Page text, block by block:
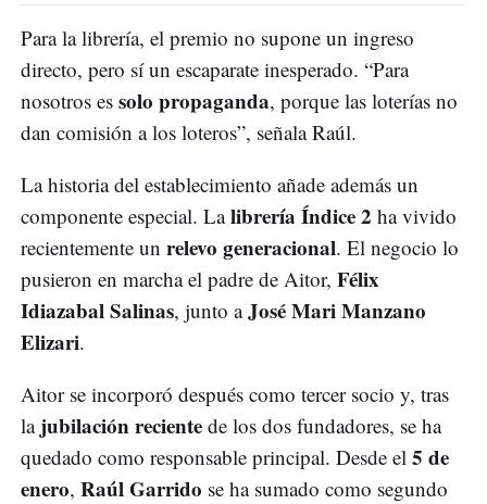
Para la librería, el premio no supone un ingreso
directo, pero sí un escaparate inesperado. “Para
nosotros es solo propaganda, porque las loterías no
dan comisión a los loteros”, señala Raúl.
La historia del establecimiento añade además un
componente especial. Lalibrería Índice 2 ha vivido
recientemente un relevo generacional. El negocio lo
pusieron en marcha el padre de Aitor, Félix
Idiazabal Salinas, junto aJosé Mari Manzano
Elizari.
Aitor se incorporó después como tercer socio y, tras
la jubilación reciente de los dos fundadores, se ha
quedado como responsable principal. Desde el 5 de
enero, Raúl Garrido se ha sumado como segundo